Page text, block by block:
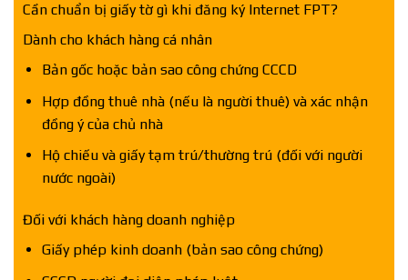
Cần chuẩn bị giấy tờ gì khi đăng ký Internet FPT?
Dành cho khách hàng cá nhân
Bản gốc hoặc bản sao công chứng CCCD
Hợp đồng thuê nhà (nếu là người thuê) và xác nhận
đồng ý của chủ nhà
Hộ chiếu và giấy tạm trú/thường trú (đối với người
nước ngoài)
Đối với khách hàng doanh nghiệp
Giấy phép kinh doanh (bản sao công chứng)